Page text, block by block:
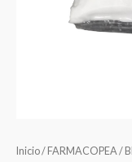
Inicio/ FARMACOPEA /